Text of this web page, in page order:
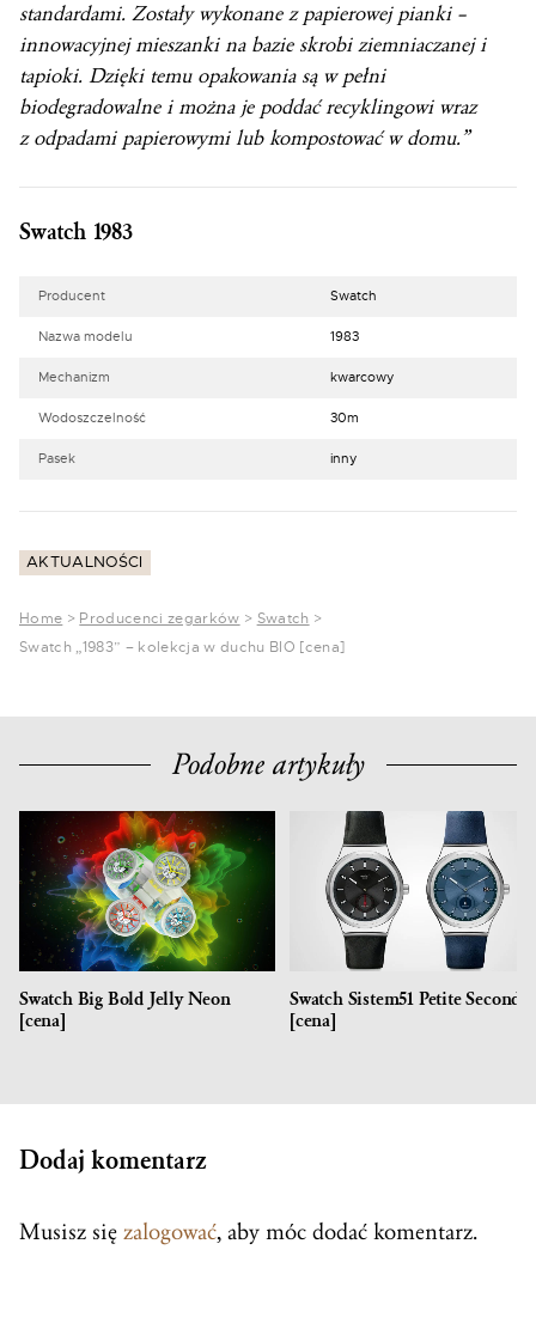
standardami. Zostały wykonane z papierowej pianki –
innowacyjnej mieszanki na bazie skrobi ziemniaczanej i
tapioki. Dzięki temu opakowania są w pełni
biodegradowalne i można je poddać recyklingowi wraz
z odpadami papierowymi lub kompostować w domu.”
Swatch 1983
Producent Swatch
Nazwa modelu 1983
Mechanizm kwarcowy
Wodoszczelność 30m
Pasek inny
AKTUALNOŚCI
Home > Producenci zegarków > Swatch >
Swatch „1983” – kolekcja w duchu BIO [cena]
Podobne artykuły
Swatch Big Bold Jelly Neon
[cena]
Swatch Sistem51 Petite Seconde
[cena]
Dodaj komentarz
Musisz się zalogować, aby móc dodać komentarz.